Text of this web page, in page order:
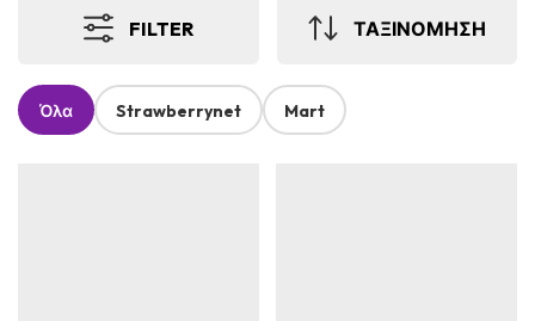
FILTER ΤΑΞΙΝΟΜΗΣΗ
Όλα Strawberrynet Mart